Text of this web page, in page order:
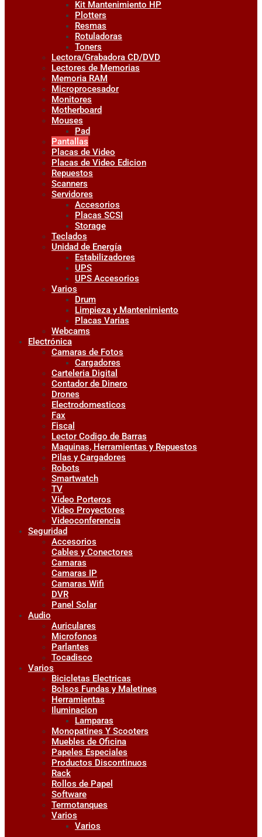
Kit Mantenimiento HP
Plotters
Resmas
Rotuladoras
Toners
Lectora/Grabadora CD/DVD
Lectores de Memorias
Memoria RAM
Microprocesador
Monitores
Motherboard
Mouses
Pad
Pantallas
Placas de Video
Placas de Video Edicion
Repuestos
Scanners
Servidores
Accesorios
Placas SCSI
Storage
Teclados
Unidad de Energía
Estabilizadores
UPS
UPS Accesorios
Varios
Drum
Limpieza y Mantenimiento
Placas Varias
Webcams
Electrónica
Camaras de Fotos
Cargadores
Carteleria Digital
Contador de Dinero
Drones
Electrodomesticos
Fax
Fiscal
Lector Codigo de Barras
Maquinas, Herramientas y Repuestos
Pilas y Cargadores
Robots
Smartwatch
TV
Video Porteros
Video Proyectores
Videoconferencia
Seguridad
Accesorios
Cables y Conectores
Camaras
Camaras IP
Camaras Wifi
DVR
Panel Solar
Audio
Auriculares
Microfonos
Parlantes
Tocadisco
Varios
Bicicletas Electricas
Bolsos Fundas y Maletines
Herramientas
Iluminacion
Lamparas
Monopatines Y Scooters
Muebles de Oficina
Papeles Especiales
Productos Discontinuos
Rack
Rollos de Papel
Software
Termotanques
Varios
Varios